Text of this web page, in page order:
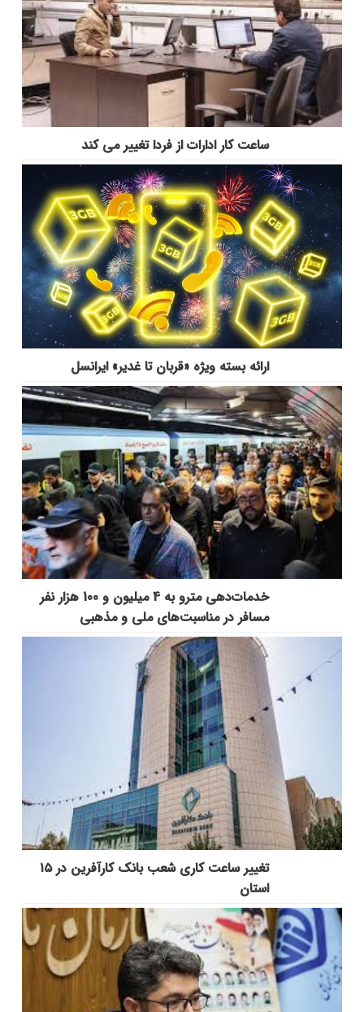
ساعت کار ادارات از فردا تغییر می کند
ارائه بسته ویژه «قربان تا غدیر» ایرانسل
خدمات‌دهي مترو به 4 ميليون و 100 هزار نفر
مسافر در مناسبت‌هاي ملي و مذهبي
تغییر ساعت کاری شعب بانک کارآفرین در ۱۵
استان